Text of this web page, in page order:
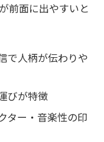
前面に出やすいと
で人柄が伝わりや
びが特徴
ター・音楽性の印